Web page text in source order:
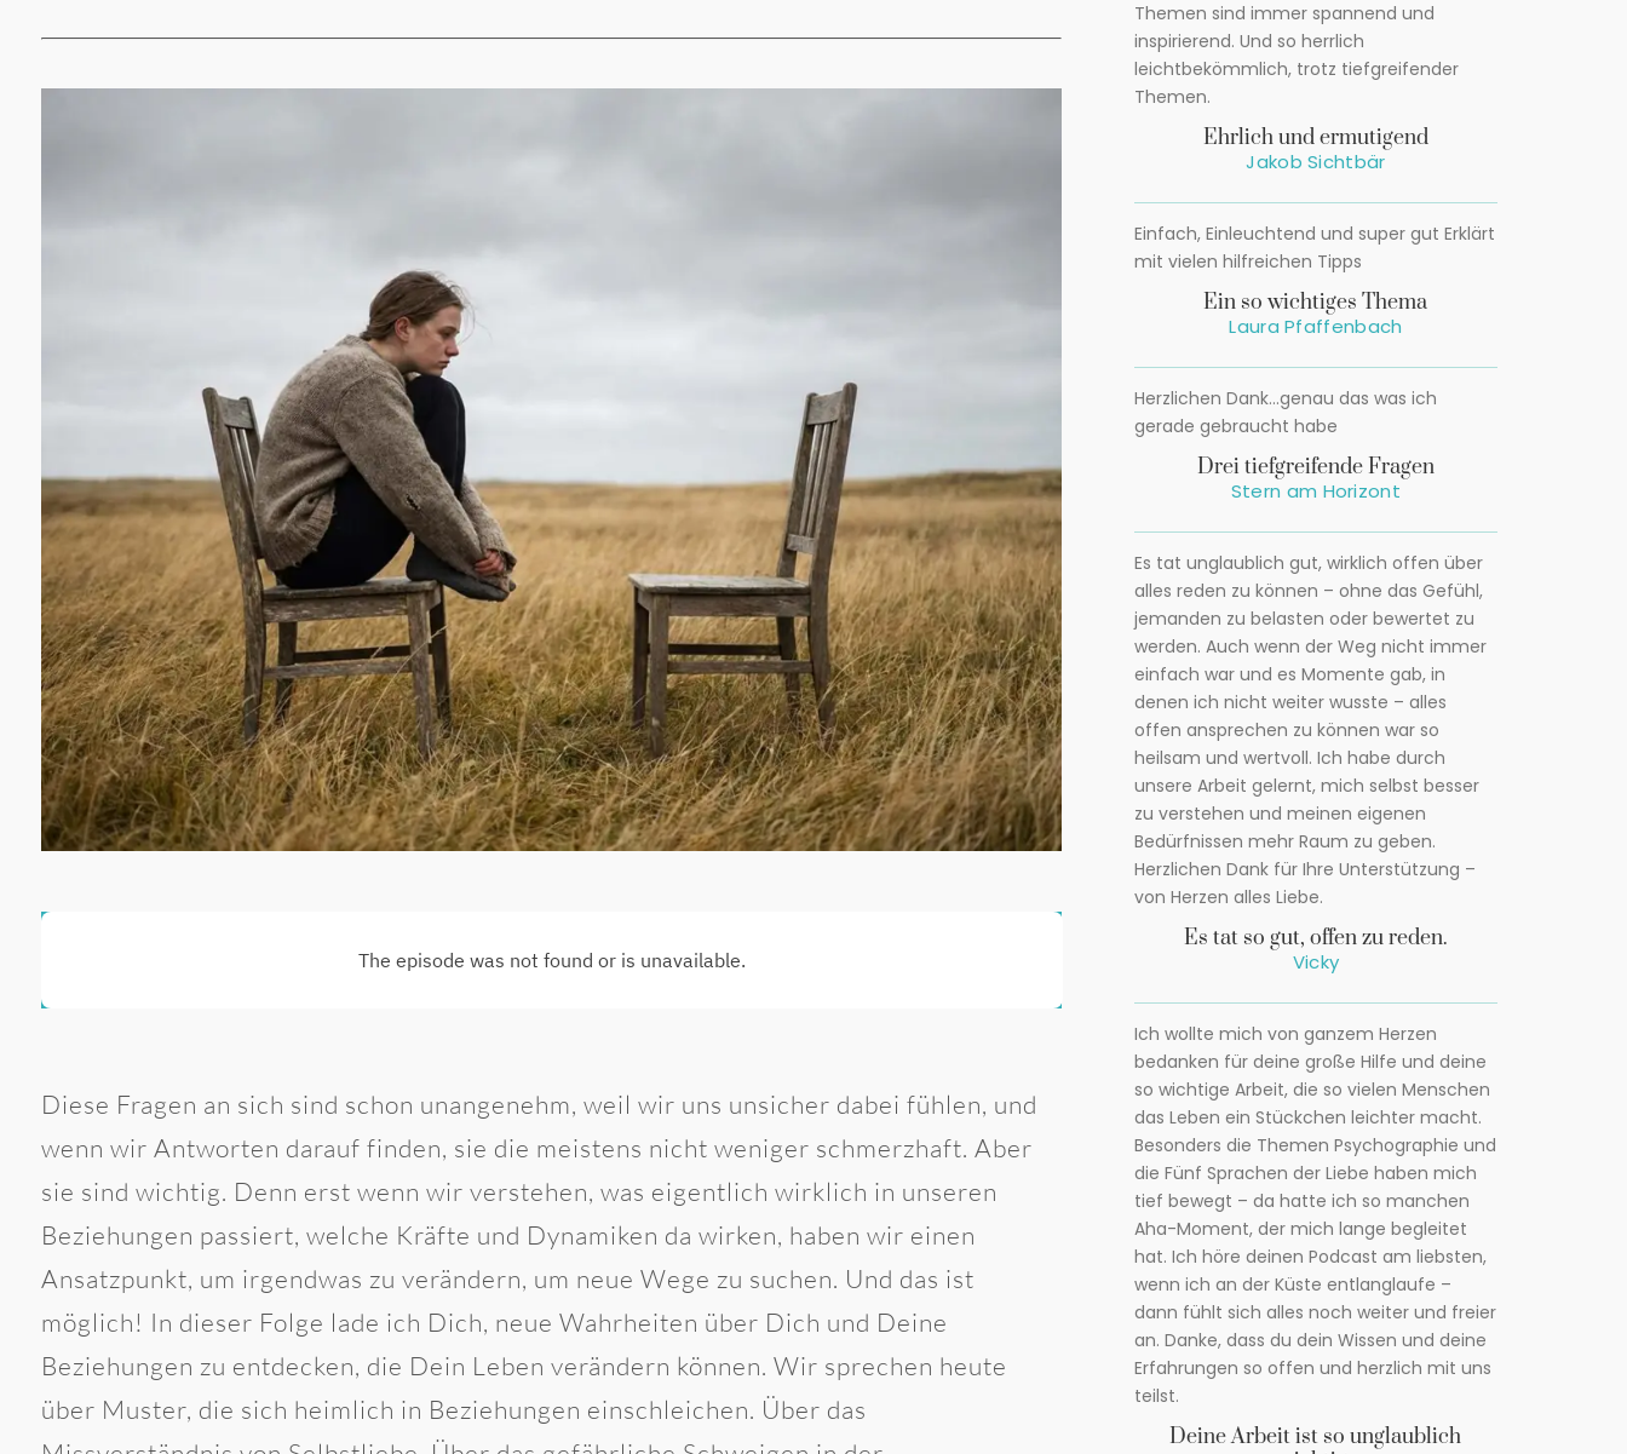
Diese Fragen an sich sind schon unangenehm, weil wir uns unsicher dabei fühlen, und
wenn wir Antworten darauf finden, sie die meistens nicht weniger schmerzhaft. Aber
sie sind wichtig. Denn erst wenn wir verstehen, was eigentlich wirklich in unseren
Beziehungen passiert, welche Kräfte und Dynamiken da wirken, haben wir einen
Ansatzpunkt, um irgendwas zu verändern, um neue Wege zu suchen. Und das ist
möglich! In dieser Folge lade ich Dich, neue Wahrheiten über Dich und Deine
Beziehungen zu entdecken, die Dein Leben verändern können. Wir sprechen heute
über Muster, die sich heimlich in Beziehungen einschleichen. Über das
Themen sind immer spannend und
inspirierend. Und so herrlich
leichtbekömmlich, trotz tiefgreifender
Themen.
Ehrlich und ermutigend
Jakob Sichtbär
Einfach, Einleuchtend und super gut Erklärt
mit vielen hilfreichen Tipps
Ein so wichtiges Thema
Laura Pfaffenbach
Herzlichen Dank…genau das was ich
gerade gebraucht habe
Drei tiefgreifende Fragen
Stern am Horizont
Es tat unglaublich gut, wirklich offen über
alles reden zu können – ohne das Gefühl,
jemanden zu belasten oder bewertet zu
werden. Auch wenn der Weg nicht immer
einfach war und es Momente gab, in
denen ich nicht weiter wusste – alles
offen ansprechen zu können war so
heilsam und wertvoll. Ich habe durch
unsere Arbeit gelernt, mich selbst besser
zu verstehen und meinen eigenen
Bedürfnissen mehr Raum zu geben.
Herzlichen Dank für Ihre Unterstützung –
von Herzen alles Liebe.
Es tat so gut, offen zu reden.
Vicky
Ich wollte mich von ganzem Herzen
bedanken für deine große Hilfe und deine
so wichtige Arbeit, die so vielen Menschen
das Leben ein Stückchen leichter macht.
Besonders die Themen Psychographie und
die Fünf Sprachen der Liebe haben mich
tief bewegt – da hatte ich so manchen
Aha-Moment, der mich lange begleitet
hat. Ich höre deinen Podcast am liebsten,
wenn ich an der Küste entlanglaufe –
dann fühlt sich alles noch weiter und freier
an. Danke, dass du dein Wissen und deine
Erfahrungen so offen und herzlich mit uns
teilst.
Deine Arbeit ist so unglaublich